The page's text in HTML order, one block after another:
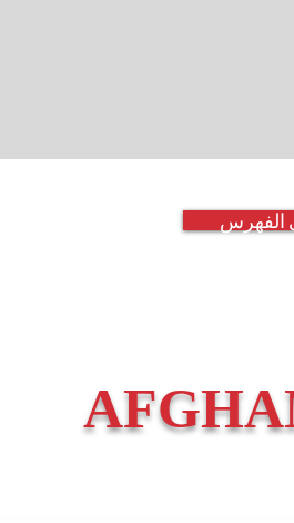
الفهرس